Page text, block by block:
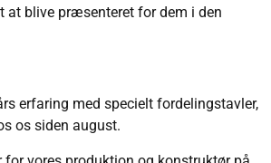
at blive præsenteret for dem i den
erfaring med specielt fordelingstavler,
os siden august.